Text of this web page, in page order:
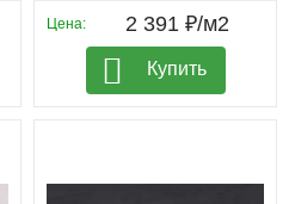
Цена: 2 391 ₽/м2
Купить